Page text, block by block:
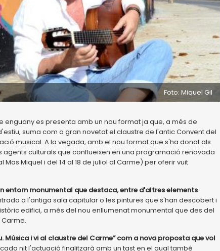
Foto: Miquel Gil
es presenta amb un nou format ja que, a més de
suma com a gran novetat el claustre de l'antic Convent del
musical. A la vegada, amb el nou format que s'ha donat als
culturals que conflueixen en una programació renovada
Miquel i del 14 al 18 de juliol al Carme) per oferir vuit
entorn monumental que destaca, entre d'altres elements
a l'antiga sala capitular o les pintures que s'han descobert i
edifici, a més del nou enllumenat monumental que des del
Música i vi al claustre del Carme” com a nova proposta que vol
nit l'actuació finalitzarà amb un tast en el qual també